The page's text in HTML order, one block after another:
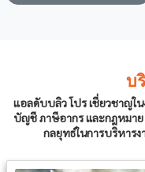
บ
แอลดับบลิว โปร เชี่ยวชาญใ
บัญชี ภาษีอากร และกฎหมาย
กลยุทธ์ในการบริหาร